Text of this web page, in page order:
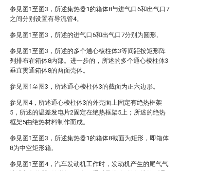
参见图1至图3，所述集热器1的箱体8与进气口6和出气口7
之间分别设置有导流管4。
参见图1至图3，所述的进气口6和出气口7分别为圆形。
参见图1至图3，所述的多个通心棱柱体3等间距按矩形阵
列排布在箱体8内部。进一步的，所述的多个通心棱柱体3
垂直贯通箱体8的两面壳体。
参见图1至图3，所述通心棱柱体3的截面为正六边形。
参见图4，所述通心棱柱体3的外壳面上固定有绝热框架
5，所述的温差发电片2固定在绝热框架5上；所述的绝热
框架5由绝热材料制作而成。
参见图1至图3，所述集热器1的箱体8截面为矩形，即箱体
8为中空矩形箱。
参见图1至图4，汽车发动机工作时，发动机产生的尾气气